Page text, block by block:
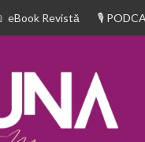
eBook Revistă